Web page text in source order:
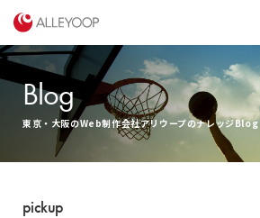
Blog
東京・大阪のWeb制作会社アリウープのナレッジBlog
pickup